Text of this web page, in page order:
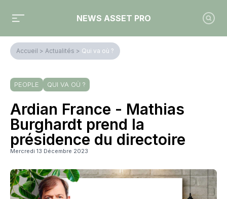
NEWS ASSET PRO
Accueil > Actualités > Qui va où ?
PEOPLE QUI VA OÙ ?
Ardian France - Mathias
Burghardt prend la
présidence du directoire
Mercredi 13 Décembre 2023